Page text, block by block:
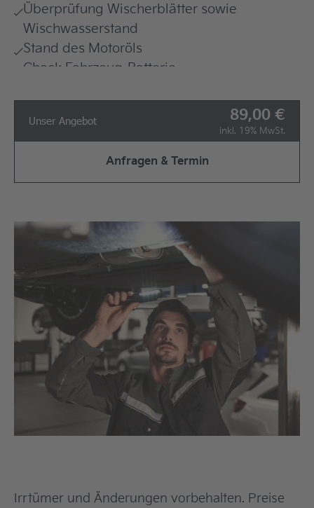
Überprüfung Wischerblätter sowie
Wischwasserstand
Stand des Motoröls
Check Fahrzeug-Batterie
Überprüfung von Reifendruck & Reifenprofil
Funktionscheck Lichtanlage
unserer jeweiligen Saisonchecks erhälst du bei
deinem Serviceberater, der dich gern
Unser Angebot 89,00
inkl. 19% MwSt.
Anfragen & Termin
Irrtümer und Änderungen vorbehalten. Preise